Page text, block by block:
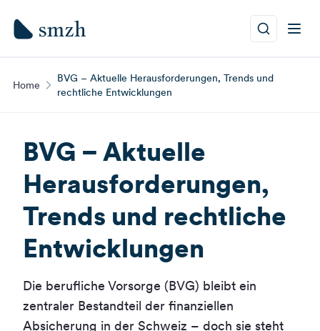
Home
BVG – Aktuelle Herausforderungen, Trends und
rechtliche Entwicklungen
BVG – Aktuelle
Herausforderungen,
Trends und rechtliche
Entwicklungen
Die berufliche Vorsorge (BVG) bleibt ein
zentraler Bestandteil der finanziellen
Absicherung in der Schweiz – doch sie steht